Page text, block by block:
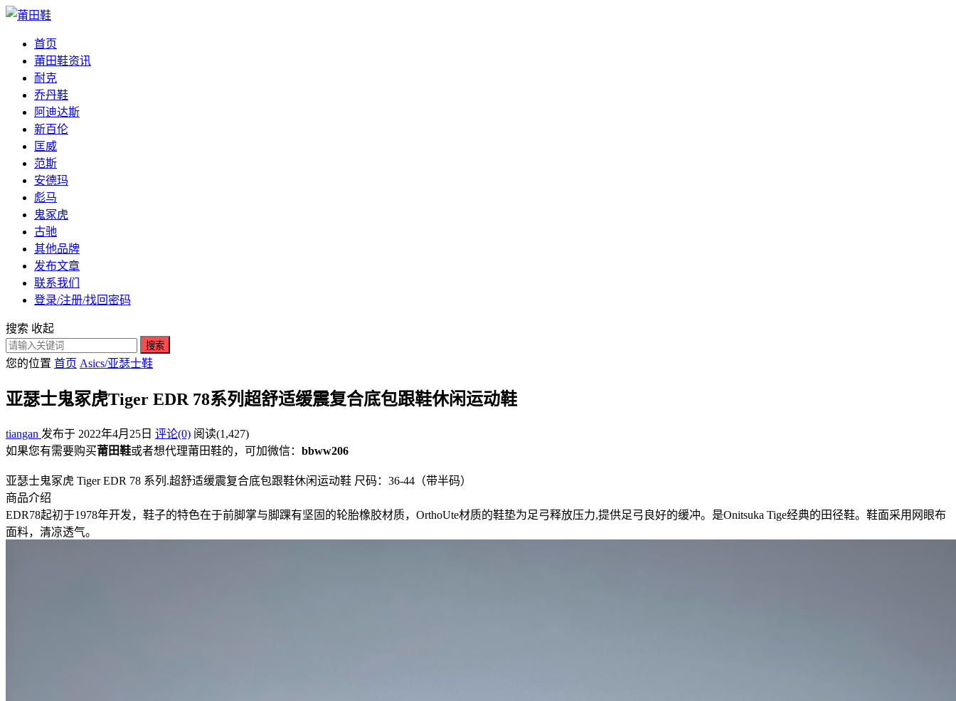
首页
莆田鞋资讯
耐克
乔丹鞋
阿迪达斯
新百伦
匡威
范斯
安德玛
彪马
鬼冢虎
古驰
其他品牌
发布文章
联系我们
登录/注册/找回密码
搜索 收起
搜索
您的位置 首页 Asics/亚瑟士鞋
亚瑟士鬼冢虎Tiger EDR 78系列超舒适缓震复合底包跟鞋休闲运动鞋
tiangan 发布于 2022年4月25日 评论(0) 阅读(1,427)
如果您有需要购买莆田鞋或者想代理莆田鞋的，可加微信： bbww206
亚瑟士鬼冢虎 Tiger EDR 78 系列.超舒适缓震复合底包跟鞋休闲运动鞋 尺码：36-44（带半码）
商品介绍
EDR78起初于1978年开发，鞋子的特色在于前脚掌与脚踝有坚固的轮胎橡胶材质，OrthoUte材质的鞋垫为足弓释放压力,提供足弓良好的缓冲。是Onitsuka Tige经典的田径鞋。鞋面采用网眼布
面料，清凉透气。